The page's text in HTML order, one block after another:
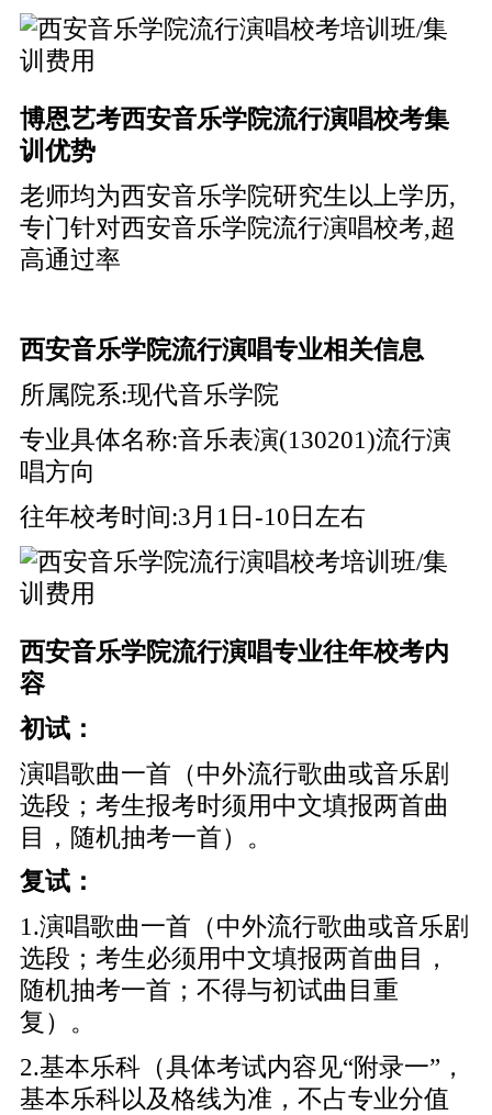
博恩艺考西安音乐学院流行演唱校考集
训优势
老师均为西安音乐学院研究生以上学历,
专门针对西安音乐学院流行演唱校考,超
高通过率
西安音乐学院流行演唱专业相关信息
所属院系:现代音乐学院
专业具体名称:音乐表演(130201)流行演
唱方向
往年校考时间:3月1日-10日左右
西安音乐学院流行演唱专业往年校考内
容
初试：
演唱歌曲一首（中外流行歌曲或音乐剧
选段；考生报考时须用中文填报两首曲
目，随机抽考一首）。
复试：
1.演唱歌曲一首（中外流行歌曲或音乐剧
选段；考生必须用中文填报两首曲目，
随机抽考一首；不得与初试曲目重
复）。
2.基本乐科（具体考试内容见“附录一”，
基本乐科以及格线为准，不占专业分值